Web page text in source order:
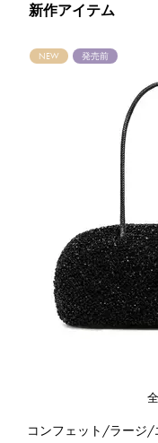
新作アイテム
NEW 発売前
コンフェット/ラージ/